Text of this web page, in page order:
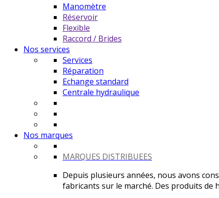
Manomètre
Réservoir
Flexible
Raccord / Brides
Nos services
Services
Réparation
Echange standard
Centrale hydraulique
Nos marques
MARQUES DISTRIBUEES
Depuis plusieurs années, nous avons
fabricants sur le marché. Des produits de